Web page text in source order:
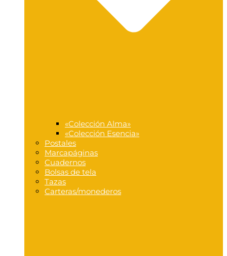
«Colección Alma»
«Colección Esencia»
Postales
Marcapáginas
Cuadernos
Bolsas de tela
Tazas
Carteras/monederos